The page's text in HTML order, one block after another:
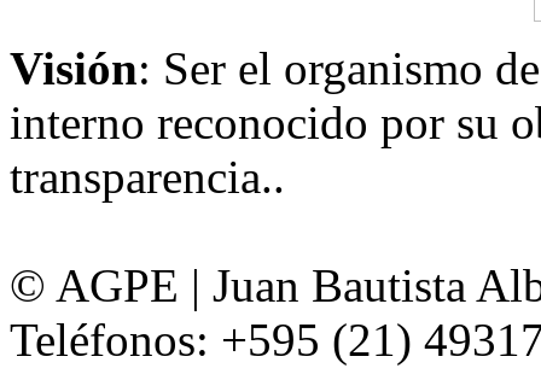
Visión: Ser el organismo
interno reconocido por su
transparencia..
© AGPE | Juan Bautista
Teléfonos: +595 (21)